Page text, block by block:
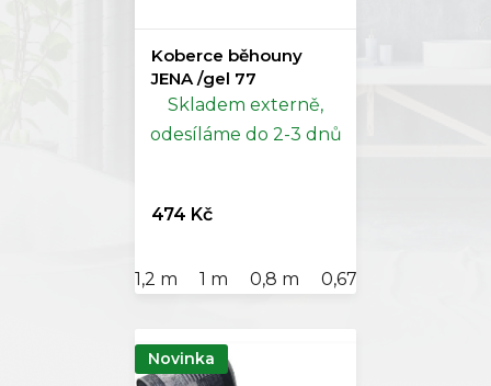
Koberce běhouny
JENA /gel 77
Skladem externě,
odesíláme do 2-3 dnů
474 Kč
1,2 m 1 m 0,8 m 0,67 m
Novinka